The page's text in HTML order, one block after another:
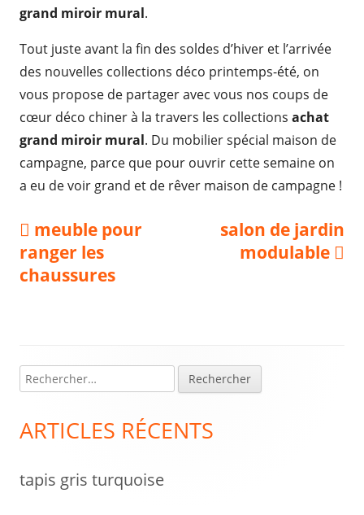
grand miroir mural.
Tout juste avant la fin des soldes d’hiver et l’arrivée
des nouvelles collections déco printemps-été, on
vous propose de partager avec vous nos coups de
cœur déco chiner à la travers les collections achat
grand miroir mural. Du mobilier spécial maison de
campagne, parce que pour ouvrir cette semaine on
a eu de voir grand et de rêver maison de campagne !
Navigation
de
Previous
article:
meuble pour
ranger les
chaussures
Next
article:
salon de jardin
modulable
Colonne
latérale
e
h
r
ARTICLES RÉCENTS
tapis gris turquoise